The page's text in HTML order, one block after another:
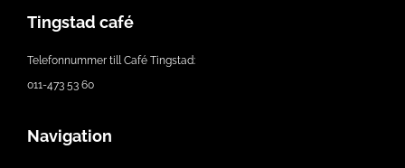
Tingstad café
Telefonnummer till Café Tingstad:
011-473 53 60
Navigation